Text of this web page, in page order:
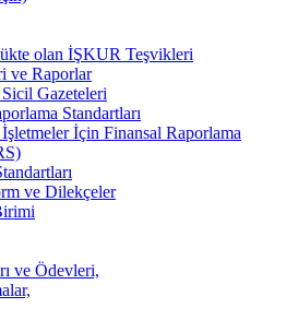
olan İŞKUR Teşvikleri
ve Raporlar
Sicil Gazeteleri
Standartları
İçin Finansal Raporlama
ve Dilekçeler
ve Ödevleri,